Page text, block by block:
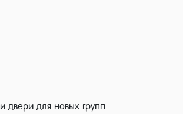
двери для новых групп